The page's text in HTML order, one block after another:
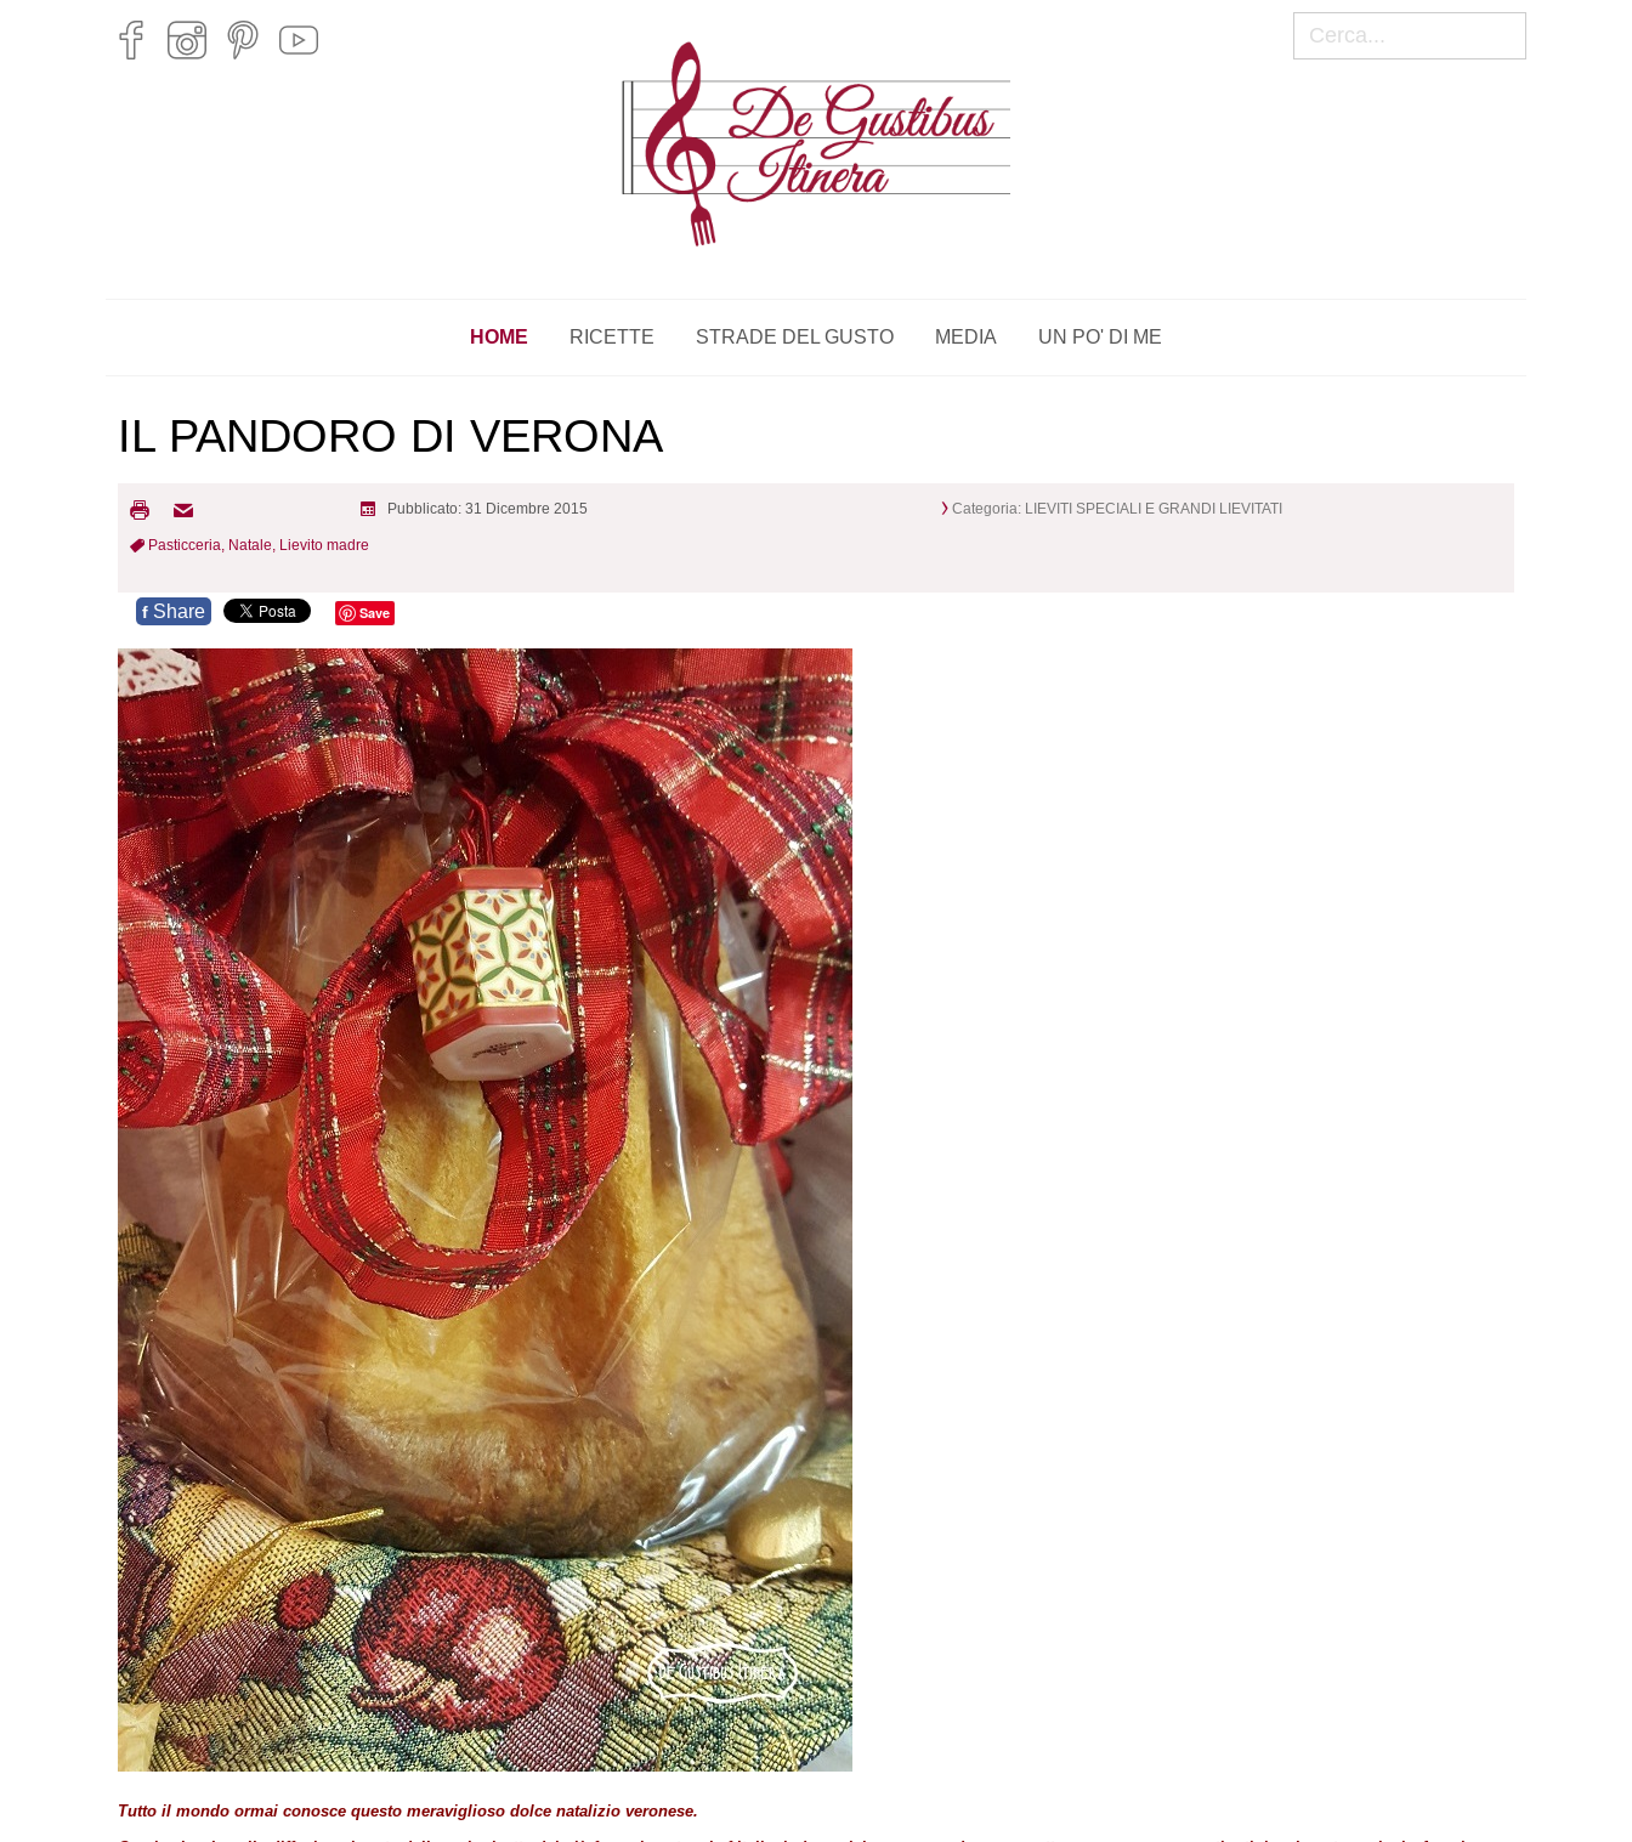
HOME RICETTE STRADE DEL GUSTO MEDIA UN PO' DI ME
IL PANDORO DI VERONA
Pubblicato: 31 Dicembre 2015 Categoria: LIEVITI SPECIALI E GRANDI LIEVITATI
Pasticceria, Natale, Lievito madre
f Share Save
Tutto il mondo ormai conosce questo meraviglioso dolce natalizio veronese.